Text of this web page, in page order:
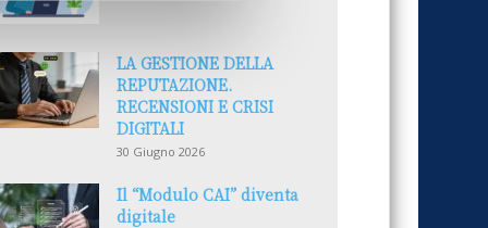
LA GESTIONE DELLA
REPUTAZIONE.
RECENSIONI E CRISI
DIGITALI
30 Giugno 2026
Il “Modulo CAI” diventa
digitale